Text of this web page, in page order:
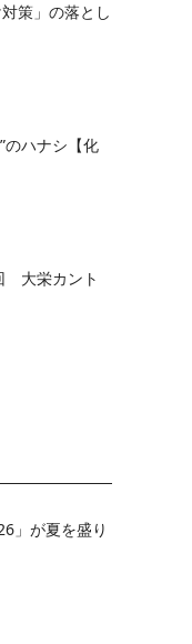
策」の落とし
のハナシ【化
大栄カント
」が夏を盛り